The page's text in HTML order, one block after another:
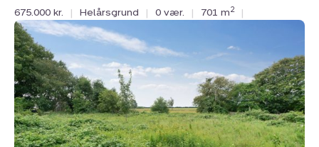
675.000 kr.
| Helårsgrund | 0 vær. | 701 m2 |
Helårsgrund:
Holtug
Linievej
18C,
4660
Store
Heddinge